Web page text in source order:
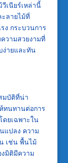
เนียร์เหล่านี้
ะลายไม้ที่
ง กระบวนการ
วามสวยงามที่
ง่ายและทัน
มบัติที่น่า
ทนทานต่อการ
ดยเฉพาะใน
แปลง ความ
เช่น พื้นไม้
มิติมีความ